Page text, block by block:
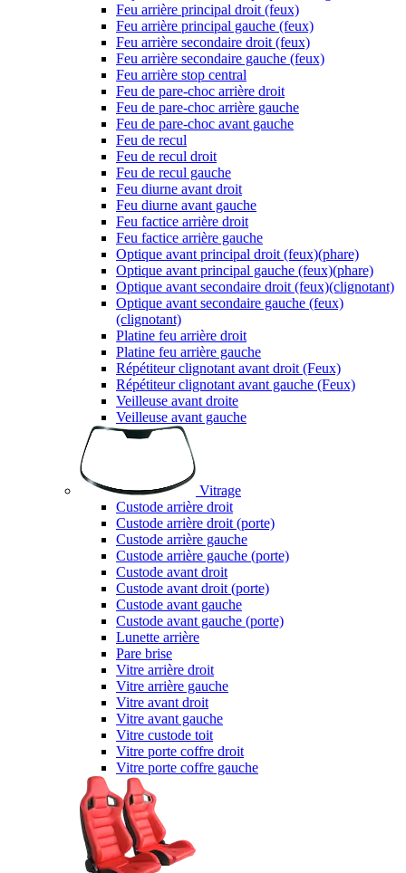
Feu arrière principal droit (feux)
Feu arrière principal gauche (feux)
Feu arrière secondaire droit (feux)
Feu arrière secondaire gauche (feux)
Feu arrière stop central
Feu de pare-choc arrière droit
Feu de pare-choc arrière gauche
Feu de pare-choc avant gauche
Feu de recul
Feu de recul droit
Feu de recul gauche
Feu diurne avant droit
Feu diurne avant gauche
Feu factice arrière droit
Feu factice arrière gauche
Optique avant principal droit (feux)(phare)
Optique avant principal gauche (feux)(phare)
Optique avant secondaire droit (feux)(clignotant)
Optique avant secondaire gauche (feux)
(clignotant)
Platine feu arrière droit
Platine feu arrière gauche
Répétiteur clignotant avant droit (Feux)
Répétiteur clignotant avant gauche (Feux)
Veilleuse avant droite
Veilleuse avant gauche
Vitrage
Custode arrière droit
Custode arrière droit (porte)
Custode arrière gauche
Custode arrière gauche (porte)
Custode avant droit
Custode avant droit (porte)
Custode avant gauche
Custode avant gauche (porte)
Lunette arrière
Pare brise
Vitre arrière droit
Vitre arrière gauche
Vitre avant droit
Vitre avant gauche
Vitre custode toit
Vitre porte coffre droit
Vitre porte coffre gauche